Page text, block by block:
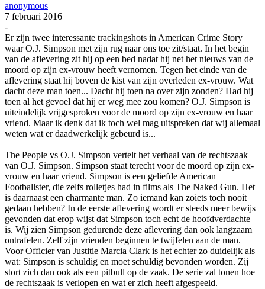
anonymous
7 februari 2016
-
Er zijn twee interessante trackingshots in American Crime Story
waar O.J. Simpson met zijn rug naar ons toe zit/staat. In het begin
van de aflevering zit hij op een bed nadat hij net het nieuws van de
moord op zijn ex-vrouw heeft vernomen. Tegen het einde van de
aflevering staat hij boven de kist van zijn overleden ex-vrouw. Wat
dacht deze man toen... Dacht hij toen na over zijn zonden? Had hij
toen al het gevoel dat hij er weg mee zou komen? O.J. Simpson is
uiteindelijk vrijgesproken voor de moord op zijn ex-vrouw en haar
vriend. Maar ik denk dat ik toch wel mag uitspreken dat wij allemaal
weten wat er daadwerkelijk gebeurd is...
The People vs O.J. Simpson vertelt het verhaal van de rechtszaak
van O.J. Simpson. Simpson staat terecht voor de moord op zijn ex-
vrouw en haar vriend. Simpson is een geliefde American
Footballster, die zelfs rolletjes had in films als The Naked Gun. Het
is daarnaast een charmante man. Zo iemand kan zoiets toch nooit
gedaan hebben? In de eerste aflevering wordt er steeds meer bewijs
gevonden dat erop wijst dat Simpson toch echt de hoofdverdachte
is. Wij zien Simpson gedurende deze aflevering dan ook langzaam
ontrafelen. Zelf zijn vrienden beginnen te twijfelen aan de man.
Voor Officier van Justitie Marcia Clark is het echter zo duidelijk als
wat: Simpson is schuldig en moet schuldig bevonden worden. Zij
stort zich dan ook als een pitbull op de zaak. De serie zal tonen hoe
de rechtszaak is verlopen en wat er zich heeft afgespeeld.